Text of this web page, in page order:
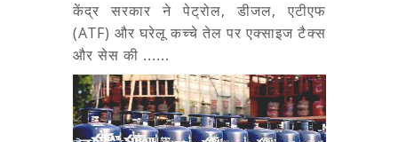
केंद्र सरकार ने पेट्रोल, डीजल, एटीएफ
(ATF) और घरेलू कच्चे तेल पर एक्साइज टैक्स
और सेस की ......